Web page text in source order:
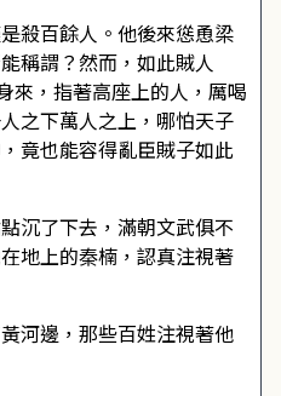
殺百餘人。他後來慫恿梁
稱謂？然而，如此賊人
，指著高座上的人，厲喝
之下萬人之上，哪怕天子
竟也能容得亂臣賊子如此
沉了下去，滿朝文武俱不
地上的秦楠，認真注視著
河邊，那些百姓注視著他